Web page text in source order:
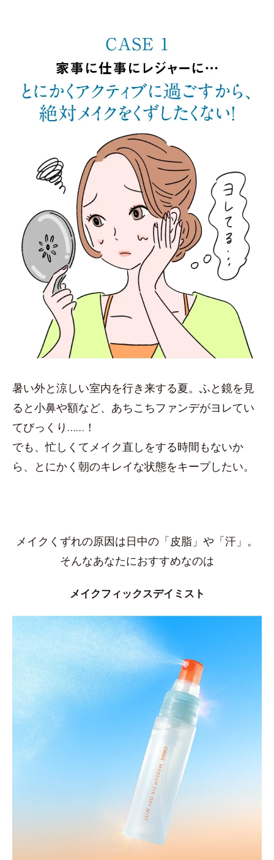
暑い外と涼しい室内を行き来する夏。ふと鏡を見
ると小鼻や額など、あちこちファンデがヨレてい
てびっくり……！
でも、忙しくてメイク直しをする時間もないか
ら、とにかく朝のキレイな状態をキープしたい。
メイクくずれの原因は日中の「皮脂」や「汗」。
そんなあなたにおすすめなのは
メイクフィックスデイミスト